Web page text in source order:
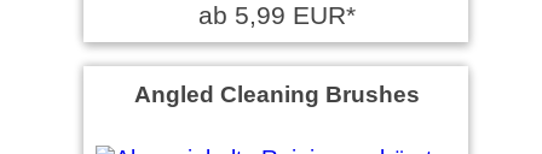
ab 5,99 EUR*
Angled Cleaning Brushes